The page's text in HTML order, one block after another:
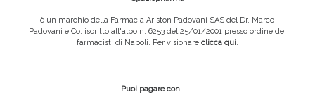
è un marchio della Farmacia Ariston Padovani SAS del Dr. Marco
Padovani e Co, iscritto all'albo n. 6253 del 25/01/2001 presso ordine dei
farmacisti di Napoli. Per visionare clicca qui.
Puoi pagare con